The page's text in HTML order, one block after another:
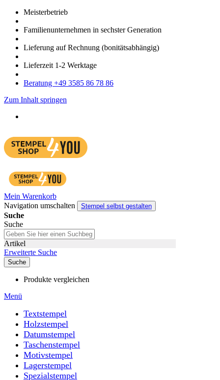
Meister­betrieb
Familien­unter­nehmen in sechster Gene­ration
Lieferung auf Rech­nung (bonitätsabhängig)
Liefer­zeit 1-2 Werk­tage
Bera­tung +49 3585 86 78 86
Zum Inhalt springen
Mein Warenkorb
Navigation umschalten
Stempel selbst gestalten
Suche
Suche
Artikel
Erweiterte Suche
Suche
Produkte vergleichen
Menü
Textstempel
Holzstempel
Datumstempel
Taschenstempel
Motivstempel
Lagerstempel
Spezialstempel